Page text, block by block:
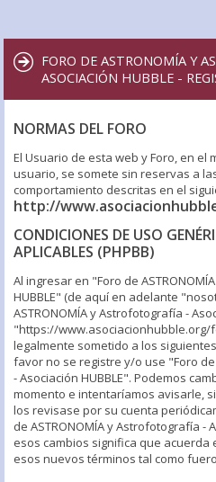
FORO DE ASTRONOMÍA Y
ASOCIACIÓN HUBBLE -
NORMAS DEL FORO
El Usuario de esta web y Foro, en el
usuario, se somete sin reservas a
comportamiento descritas en el
http://
CONDICIONES DE USO
APLICABLES (PHPBB)
Al ingresar en "Foro de
HUBBLE" (de aquí en adelante
ASTRONOMÍA y Astrofotografía -
"https://
legalmente sometido a los
favor no se registre y/o use "Foro
- Asociación HUBBLE". Podemos
momento e intentaríamos avisarle,
los revisase por su cuenta
de ASTRONOMÍA y Astrofotografía -
esos cambios significa que
esos nuevos términos tal como